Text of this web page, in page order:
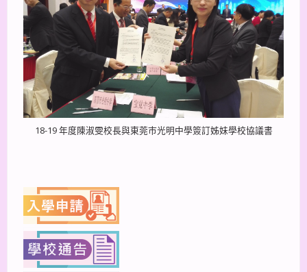
18-19 年度陳淑雯校長與東莞巿光明中學簽訂姊妹學校協議書